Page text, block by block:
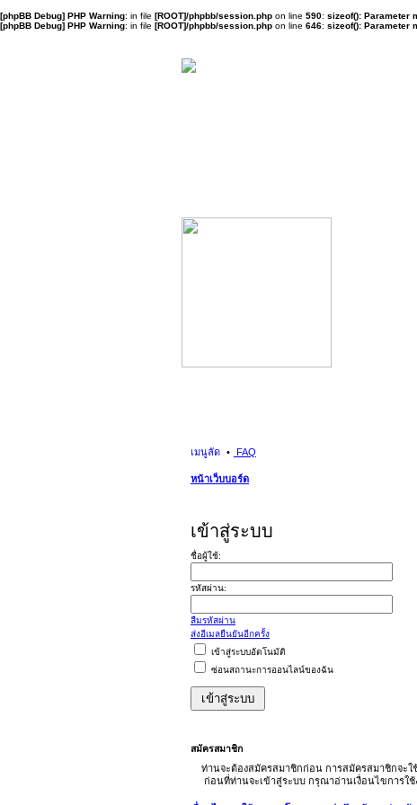
[phpBB Debug] PHP Warning: in file [ROOT]/phpbb/session.php on line 590: sizeof(): Parameter
[phpBB Debug] PHP Warning: in file [ROOT]/phpbb/session.php on line 646: sizeof(): Parameter
เมนูลัด FAQ
หน้าเว็บบอร์ด
เข้าสู่ระบบ
ชื่อผู้ใช้:
รหัสผ่าน:
ลืมรหัสผ่าน
ส่งอีเมลยืนยันอีกครั้ง
เข้าสู่ระบบอัตโนมัติ
ซ่อนสถานะการออนไลน์ของฉัน
สมัครสมาชิก
ท่านจะต้องสมัครสมาชิกก่อน การสมัครสมาชิกจะใ
ก่อนที่ท่านจะเข้าสู่ระบบ กรุณาอ่านเงื่อนไขการใ